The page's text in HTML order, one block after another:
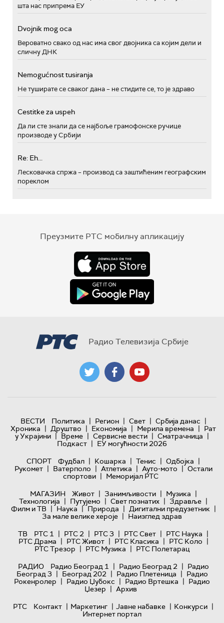
шта нас припрема ЕУ
Dvojnik mog oca
Вероватно свако од нас има свог двојника са којим дели и
сличну ДНК
Nemogućnost tusiranja
Не туширате се сваког дана – не стидите се, то је здраво
Cestitke za uspeh
Да ли сте знали да се најбоље грамофонске ручице
производе у Србији
Re: Eh...
Лесковачка спржа – производ са заштићеним географским
пореклом
Преузмите РТС мобилну апликацију
Радио Телевизија Србије
ВЕСТИ Политика | Регион | Свет | Србија данас |
Хроника | Друштво | Економија | Мерила времена | Рат
у Украјини | Време | Сервисне вести | Сматрачница |
Подкаст | ЕУ могућности 2026
СПОРТ
Фудбал | Кошарка | Тенис | Одбојка |
Рукомет | Ватерполо | Атлетика | Ауто-мото | Остали
спортови | Меморијал РТС
МАГАЗИН
Живот | Занимљивости | Музика |
Технологијa | Путујемо | Свет познатих | Здравље |
Филм и ТВ | Наука | Природа | Дигитални предузетник |
За мале велике хероје | Наизглед здрав
ТВ
РТС 1 | РТС 2 | РТС 3 | РТС Свет | РТС Наука |
РТС Драма | РТС Живот | РТС Класика | РТС Коло |
РТС Трезор | РТС Музика | РТС Полетарац
РАДИО
Радио Београд 1 | Радио Београд 2 | Радио
Београд 3 | Београд 202 | Радио Плетеница | Радио
Рокенролер | Радио Џубокс | Радио Вртешка | Радио
Џезер | Архив
РТС
Контакт | Маркетинг | Јавне набавке | Конкурси |
Интернет портал